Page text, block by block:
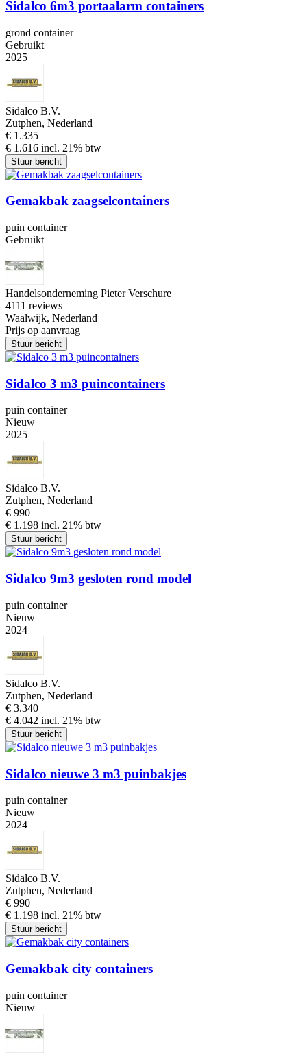
Sidalco 6m3 portaalarm containers
grond container
Gebruikt
2025
Sidalco B.V.
Zutphen, Nederland
€ 1.335
€ 1.616 incl. 21% btw
Stuur bericht
Gemakbak zaagselcontainers
puin container
Gebruikt
Handelsonderneming Pieter Verschure
4111 reviews
Waalwijk, Nederland
Prijs op aanvraag
Stuur bericht
Sidalco 3 m3 puincontainers
puin container
Nieuw
2025
Sidalco B.V.
Zutphen, Nederland
€ 990
€ 1.198 incl. 21% btw
Stuur bericht
Sidalco 9m3 gesloten rond model
puin container
Nieuw
2024
Sidalco B.V.
Zutphen, Nederland
€ 3.340
€ 4.042 incl. 21% btw
Stuur bericht
Sidalco nieuwe 3 m3 puinbakjes
puin container
Nieuw
2024
Sidalco B.V.
Zutphen, Nederland
€ 990
€ 1.198 incl. 21% btw
Stuur bericht
Gemakbak city containers
puin container
Nieuw